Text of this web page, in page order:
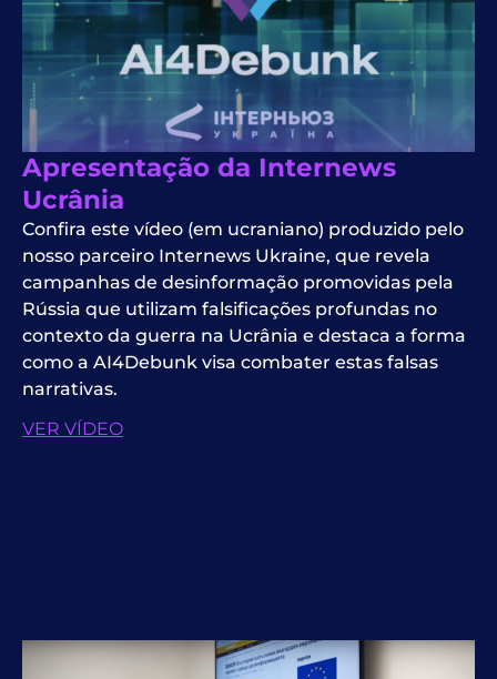
Apresentação da Internews
Ucrânia
Confira este vídeo (em ucraniano) produzido pelo
nosso parceiro Internews Ukraine, que revela
campanhas de desinformação promovidas pela
Rússia que utilizam falsificações profundas no
contexto da guerra na Ucrânia e destaca a forma
como a AI4Debunk visa combater estas falsas
narrativas.
VER VÍDEO